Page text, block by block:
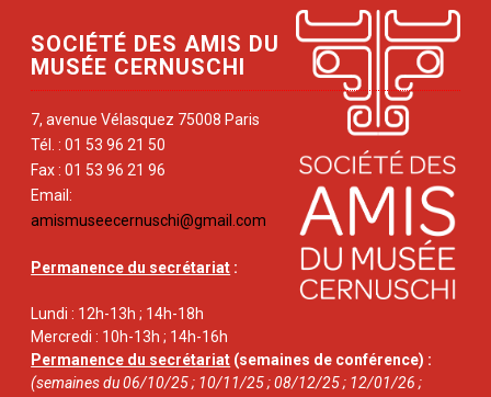
SOCIÉTÉ DES AMIS DU
MUSÉE CERNUSCHI
7, avenue Vélasquez 75008 Paris
Tél. : 01 53 96 21 50
Fax : 01 53 96 21 96
Email:
amismuseecernuschi@gmail.com
Permanence du secrétariat :
Lundi : 12h-13h ; 14h-18h
Mercredi : 10h-13h ; 14h-16h
Permanence du secrétariat (semaines de conférence) :
(semaines du 06/10/25 ; 10/11/25 ; 08/12/25 ; 12/01/26 ;